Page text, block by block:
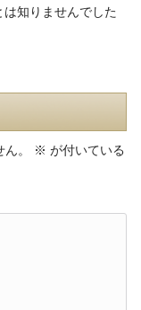
知りませんでした
。 ※ が付いている